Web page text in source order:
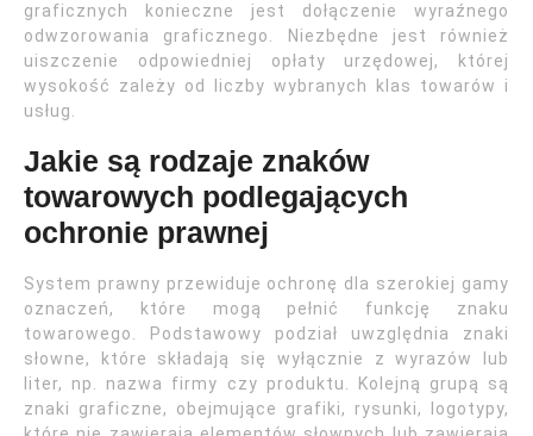
graficznych konieczne jest dołączenie wyraźnego
odwzorowania graficznego. Niezbędne jest również
uiszczenie odpowiedniej opłaty urzędowej, której
wysokość zależy od liczby wybranych klas towarów i
usług.
Jakie są rodzaje znaków
towarowych podlegających
ochronie prawnej
System prawny przewiduje ochronę dla szerokiej gamy
oznaczeń, które mogą pełnić funkcję znaku
towarowego. Podstawowy podział uwzględnia znaki
słowne, które składają się wyłącznie z wyrazów lub
liter, np. nazwa firmy czy produktu. Kolejną grupą są
znaki graficzne, obejmujące grafiki, rysunki, logotypy,